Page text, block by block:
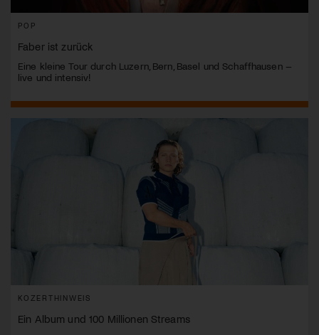
POP
Faber ist zurück
Eine kleine Tour durch Luzern, Bern, Basel und Schaffhausen –
live und intensiv!
KOZERTHINWEIS
Ein Album und 100 Millionen Streams